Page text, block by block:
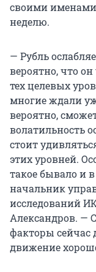
своими
неделю.
— Рубль
вероятно, что он
тех целевых
многие ждали
вероятно,
волатильность
стоит
этих уровней.
такое бывало и
начальник
исследований
Александров. —
факторы сейчас
движение